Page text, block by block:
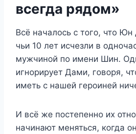
всегда рядом»
Всё началось с того, что
чьи 10 лет исчезли в
мужчиной по имени Шин.
игнорирует Дами, говоря,
иметь с нашей героиней
И всё же постепенно их
начинают меняться, когда